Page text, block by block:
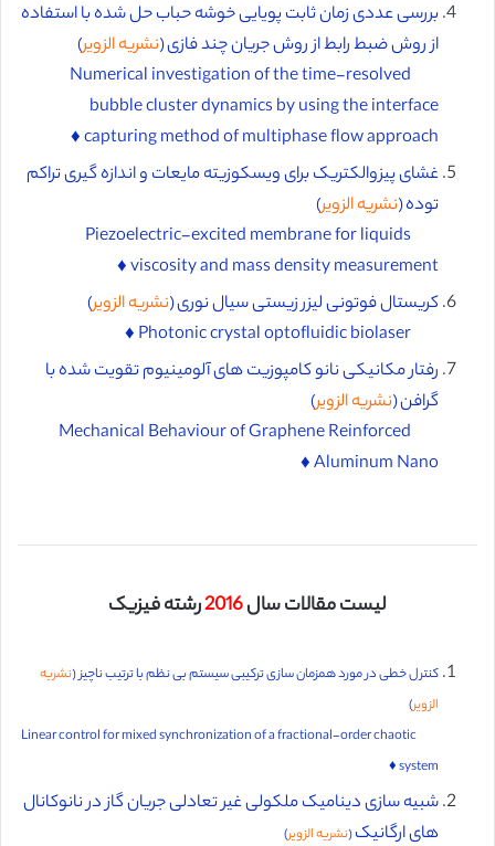
بررسی عددی زمان ثابت پویایی خوشه حباب حل شده با استفاده
از روش ضبط رابط از روش جریان چند فازی (نشریه الزویر)
Numerical investigation of the time-resolved
bubble cluster dynamics by using the interface
capturing method of multiphase flow approach ♦️
غشای پیزوالکتریک برای ویسکوزیته مایعات و اندازه گیری تراکم
توده (نشریه الزویر)
Piezoelectric-excited membrane for liquids
viscosity and mass density measurement ♦️
کریستال فوتونی لیزر زیستی سیال نوری (نشریه الزویر)
رفتار مکانیکی نانو کامپوزیت های آلومینیوم تقویت شده با
گرافن (نشریه الزویر)
Mechanical Behaviour of Graphene Reinforced
Aluminum Nano ♦️
لیست مقالات سال2016رشته فیزیک
کنترل خطی در مورد همزمان سازی ترکیبی سیستم بی ‌نظم با ترتیب ناچیز (نشریه
الزویر)
Linear control for mixed synchronization of a fractional-order chaotic
system ♦️
شبیه سازی دینامیک ملکولی غیر تعادلی جریان گاز در نانوکانال
های ارگانیک(نشریه الزویر)